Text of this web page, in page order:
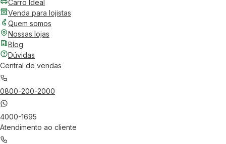
Carro Ideal
Venda para lojistas
Quem somos
Nossas lojas
Blog
Dúvidas
Central de vendas
0800-200-2000
4000-1695
Atendimento ao cliente